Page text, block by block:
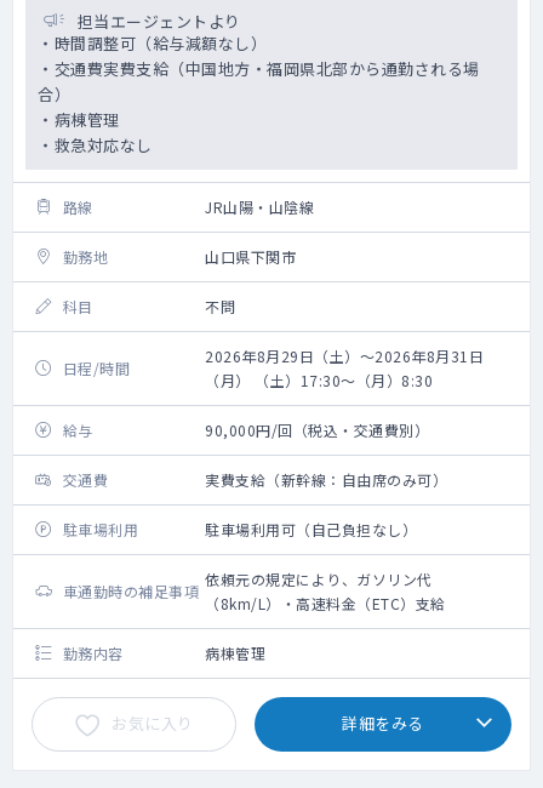
担当エージェントより
・時間調整可（給与減額なし）
・交通費実費支給（中国地方・福岡県北部から通勤される場
合）
・病棟管理
・救急対応なし
路線 JR山陽・山陰線
勤務地 山口県下関市
科目 不問
日程/時間
2026年8月29日（土）～2026年8月31日
（月） （土）17:30～（月）8:30
給与 90,000円/回（税込・交通費別）
交通費 実費支給（新幹線：自由席のみ可）
駐車場利用 駐車場利用可（自己負担なし）
車通勤時の補足事項
依頼元の規定により、ガソリン代
（8km/L）・高速料金（ETC）支給
勤務内容 病棟管理
お気に入り 詳細をみる